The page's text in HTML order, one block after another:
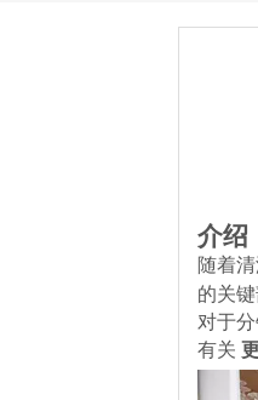
介绍
随着
的关
对于
有关